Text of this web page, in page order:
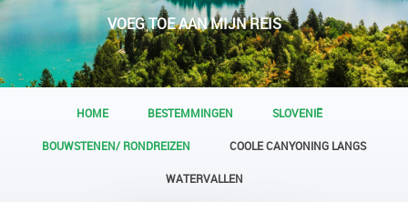
VOEG TOE AAN MIJN REIS
HOME BESTEMMINGEN SLOVENIË
BOUWSTENEN/ RONDREIZEN COOLE CANYONING LANGS
WATERVALLEN